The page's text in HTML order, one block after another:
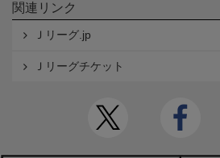
関連リンク
Ｊリーグ.jp
Ｊリーグチケット